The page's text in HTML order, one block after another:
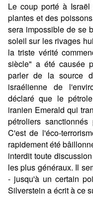
Le coup porté à
plantes et des
sera impossible de se
soleil sur les rivages
la triste vérité
siècle" a été causée
parler de la source
israélienne de
déclaré que le
iranien Emerald qui
pétroliers
C'est de l'éco-
rapidement été
interdit toute
les plus généraux. Il
- jusqu'à un certain
Silverstein a écrit à ce